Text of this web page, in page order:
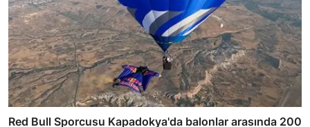
Red Bull Sporcusu Kapadokya'da balonlar arasında 200